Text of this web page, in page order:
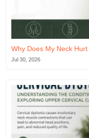
Why Does My Neck
Jul 30, 2026